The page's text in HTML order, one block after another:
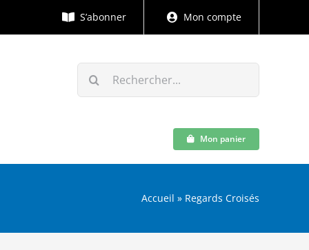
S’abonner Mon compte
Rechercher:
Mon panier
Accueil » Regards Croisés